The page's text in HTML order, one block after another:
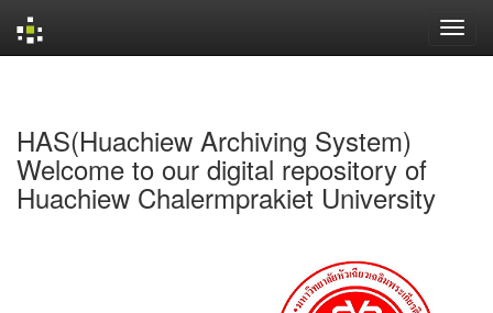
HAS(Huachiew Archiving System)
Welcome to our digital repository of
Huachiew Chalermprakiet University